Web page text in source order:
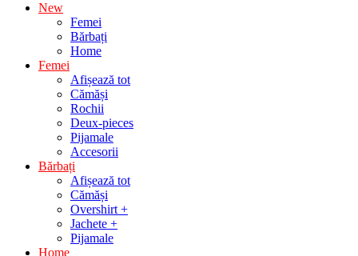
New
Femei
Bărbați
Home
Femei
Afișează tot
Cămăși
Rochii
Deux-pieces
Pijamale
Accesorii
Bărbați
Afișează tot
Cămăși
Overshirt +
Jachete +
Pijamale
Home